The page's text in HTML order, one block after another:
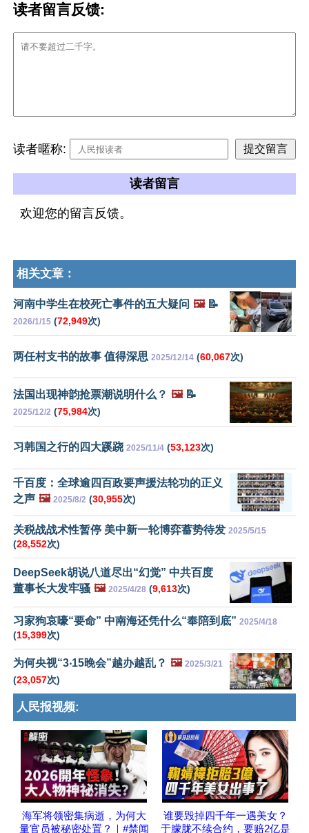
读者留言反馈:
读者暱称:
读者留言
欢迎您的留言反馈。
相关文章：
河南中学生在校死亡事件的五大疑问 🖼️📝
2026/1/15 (72,949次)
两任村支书的故事 值得深思 2025/12/14 (60,067次)
法国出现神韵抢票潮说明什么？ 🖼️📝
2025/12/2 (75,984次)
习韩国之行的四大蹊跷 2025/11/4 (53,123次)
千百度：全球逾四百政要声援法轮功的正义
之声 🖼️ 2025/8/2 (30,955次)
关税战战术性暂停 美中新一轮博弈蓄势待发 2025/5/15
(28,552次)
DeepSeek胡说八道尽出“幻觉” 中共百度
董事长大发牢骚 🖼️ 2025/4/28 (9,613次)
习家狗哀嚎“要命” 中南海还凭什么“奉陪到底” 2025/4/18
(15,399次)
为何央视“3‧15晚会”越办越乱？ 🖼️ 2025/3/21
(23,057次)
人民报视频:
海军将领密集病逝，为何大
量官员被秘密处置？｜#禁闻
谁要毁掉四千年一遇美女？
于朦胧不续合约，要赔2亿是